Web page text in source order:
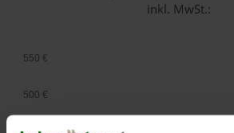
inkl. MwSt.:
500 €
550 €